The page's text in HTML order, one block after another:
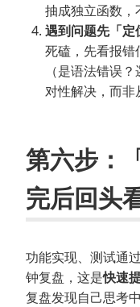
抽成独立函数，
遇到问题先「定
死磕，先看报
（是语法错误
对性解决，而非
第六步：
完后回头
功能实现、测试通
钟复盘，这是快速
复盘发现自己思考